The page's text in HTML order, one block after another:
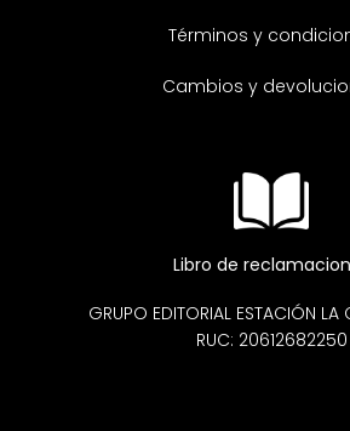
Términos y
Cambios y
Libro de
GRUPO EDITORIAL ESTACIÓN LA
RUC: 20612682250